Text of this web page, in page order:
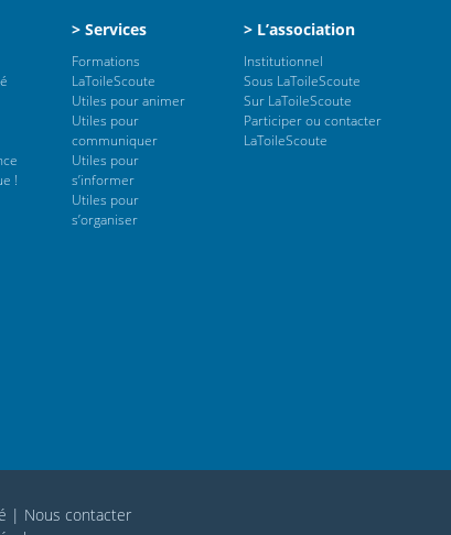
!
> Services
Formations
LaToileScoute
Utiles pour animer
Utiles pour
communiquer
Utiles pour
s’informer
Utiles pour
s’organiser
> L’association
Institutionnel
Sous LaToileScoute
Sur LaToileScoute
Participer ou contacter
LaToileScoute
| Nous contacter